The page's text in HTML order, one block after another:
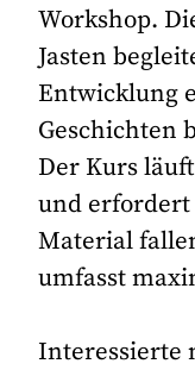
Workshop.
Jasten
Entwicklung
Geschichten
Der Kurs
und erfordert
Material
umfasst
Interessierte